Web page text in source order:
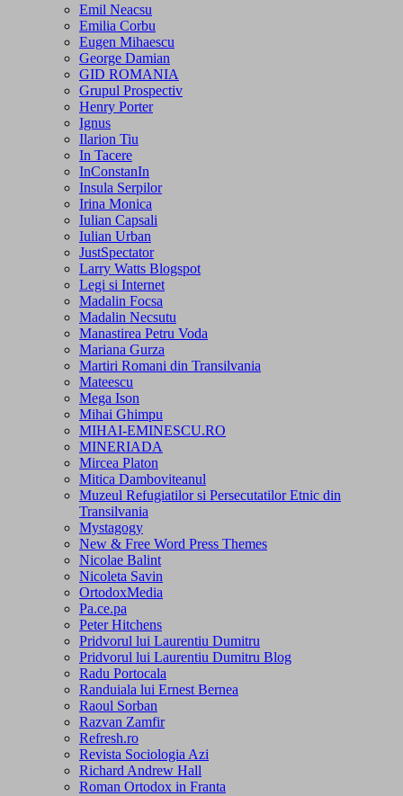
Emil Neacsu
Emilia Corbu
Eugen Mihaescu
George Damian
GID ROMANIA
Grupul Prospectiv
Henry Porter
Ignus
Ilarion Tiu
In Tacere
InConstanIn
Insula Serpilor
Irina Monica
Iulian Capsali
Iulian Urban
JustSpectator
Larry Watts Blogspot
Legi si Internet
Madalin Focsa
Madalin Necsutu
Manastirea Petru Voda
Mariana Gurza
Martiri Romani din Transilvania
Mateescu
Mega Ison
Mihai Ghimpu
MIHAI-EMINESCU.RO
MINERIADA
Mircea Platon
Mitica Damboviteanul
Muzeul Refugiatilor si Persecutatilor Etnic din
Transilvania
Mystagogy
New & Free Word Press Themes
Nicolae Balint
Nicoleta Savin
OrtodoxMedia
Pa.ce.pa
Peter Hitchens
Pridvorul lui Laurentiu Dumitru
Pridvorul lui Laurentiu Dumitru Blog
Radu Portocala
Randuiala lui Ernest Bernea
Raoul Sorban
Razvan Zamfir
Refresh.ro
Revista Sociologia Azi
Richard Andrew Hall
Roman Ortodox in Franta